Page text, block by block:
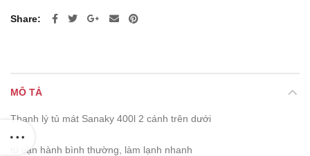
Share
MÔ TẢ
Thanh lý tủ mát Sanaky 400l 2 cánh trên dưới
tủ vận hành bình thường, làm lạnh nhanh